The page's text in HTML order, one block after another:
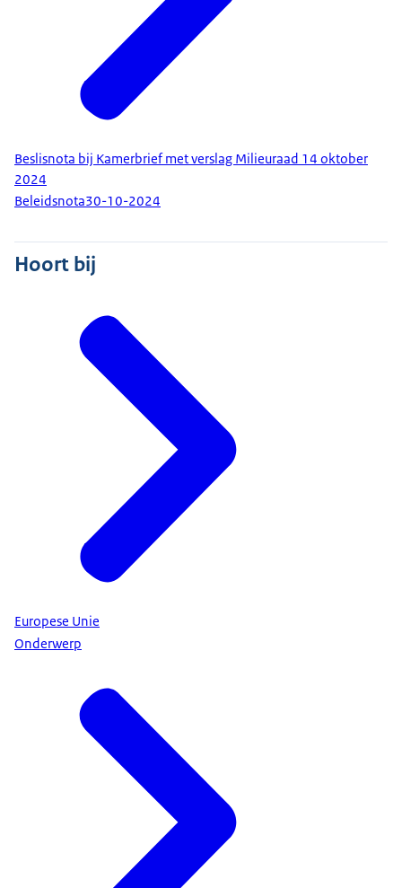
Beslisnota bij Kamerbrief met verslag Milieuraad 14 oktober
2024
Beleidsnota30-10-2024
Hoort bij
Europese Unie
Onderwerp